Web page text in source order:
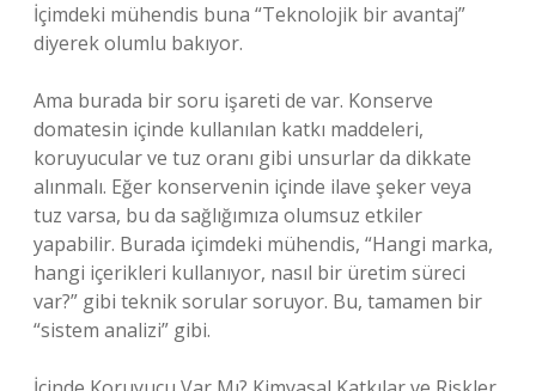
İçimdeki mühendis buna “Teknolojik bir avantaj”
diyerek olumlu bakıyor.
Ama burada bir soru işareti de var. Konserve
domatesin içinde kullanılan katkı maddeleri,
koruyucular ve tuz oranı gibi unsurlar da dikkate
alınmalı. Eğer konservenin içinde ilave şeker veya
tuz varsa, bu da sağlığımıza olumsuz etkiler
yapabilir. Burada içimdeki mühendis, “Hangi marka,
hangi içerikleri kullanıyor, nasıl bir üretim süreci
var?” gibi teknik sorular soruyor. Bu, tamamen bir
“sistem analizi” gibi.